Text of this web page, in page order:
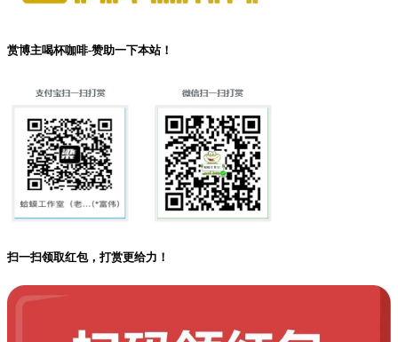
赏博主喝杯咖啡-赞助一下本站！
扫一扫领取红包，打赏更给力！